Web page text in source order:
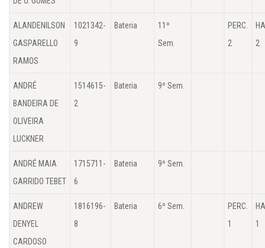
ALANDENILSON
GASPARELLO
RAMOS
1021342-
9
Bateria
11º
Sem.
PERC.
2
2
ANDRÉ
BANDEIRA DE
OLIVEIRA
LUCKNER
1514615-
2
Bateria 9º Sem.
ANDRÉ MAIA
GARRIDO TEBET
1715711-
6
Bateria 9º Sem.
ANDREW
DENYEL
CARDOSO
1816196-
8
Bateria 6º Sem.
PERC.
1
1